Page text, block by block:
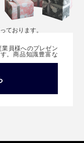
ております。
員様へのプレゼン
。商品知識豊富な